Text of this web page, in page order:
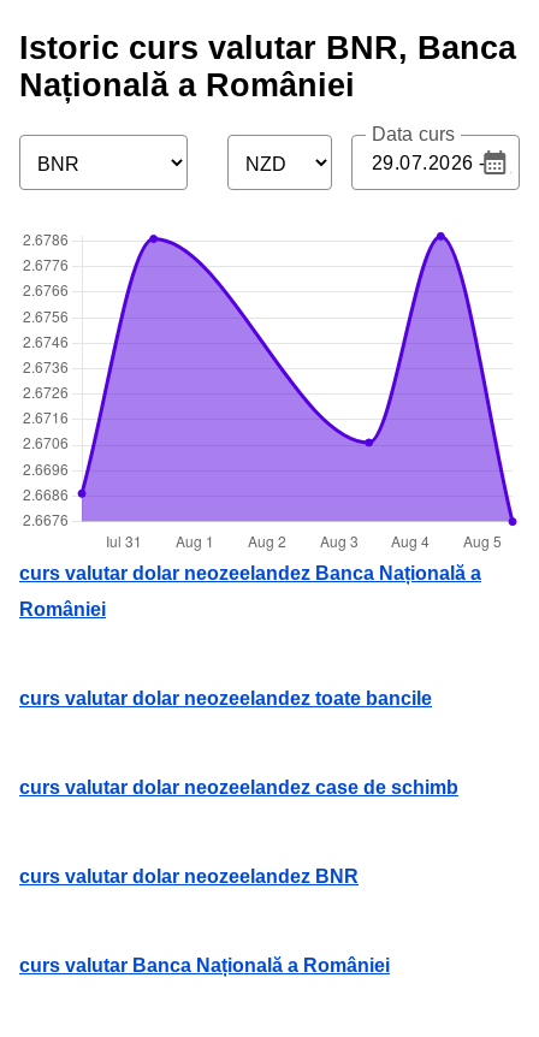
Istoric curs valutar BNR, Banca
Națională a României
Data curs
curs valutar dolar neozeelandez Banca Națională a
României
curs valutar dolar neozeelandez toate bancile
curs valutar dolar neozeelandez case de schimb
curs valutar dolar neozeelandez BNR
curs valutar Banca Națională a României